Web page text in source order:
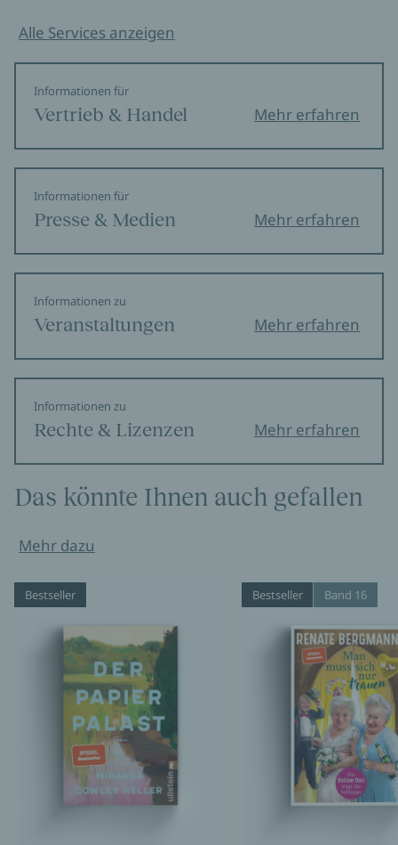
Alle Services anzeigen
Informationen für
Vertrieb & Handel Mehr erfahren
Informationen für
Presse & Medien Mehr erfahren
Informationen zu
Veranstaltungen Mehr erfahren
Informationen zu
Rechte & Lizenzen Mehr erfahren
Das könnte Ihnen auch gefallen
Mehr dazu
Bestseller Bestseller Band 16